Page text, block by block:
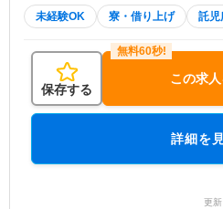
未経験OK 寮・借り上げ 託児
保存する
この求
詳細を
更